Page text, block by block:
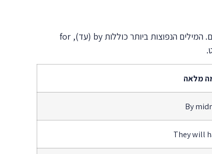
מילות הזמן הן מרכיב קריטי בשימוש נכון בזמן זה. הן מספקות את ההקשר הזמני הנדרש ומבהירות את משך הפעולה או את נקודת הסיום. המילים הנפוצות ביותר כוללות by (עד), for
מלאה
By
They will